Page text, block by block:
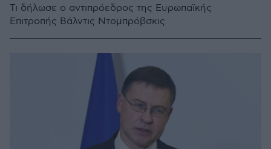
Τι δήλωσε ο αντιπρόεδρος της Ευρωπαϊκής
Επιτροπής Βάλντις Ντομπρόβσκις